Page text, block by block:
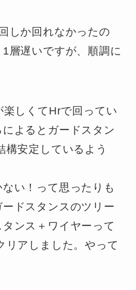
しか回れなかったの
層遅いですが、順調に
しくてHrで回ってい
よるとガードスタン
構安定しているよう
い！って思ったりも
ドスタンスのツリー
ンス＋ワイヤーって
リアしました。やって